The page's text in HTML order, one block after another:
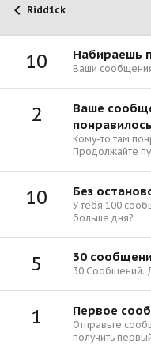
Ridd1ck
10 Набираешь
Ваши
2
Ваше
Кому-то там
Продолжайте
10 Без
У тебя 100
больше дня?
5 30
30 Сообщений.
1 Первое
Отправьте
получить